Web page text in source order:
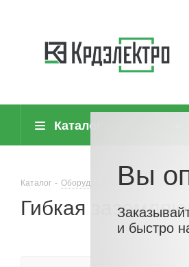
Каталог
Каталог - Оборудование для
Гибкая
Вы
и быстро